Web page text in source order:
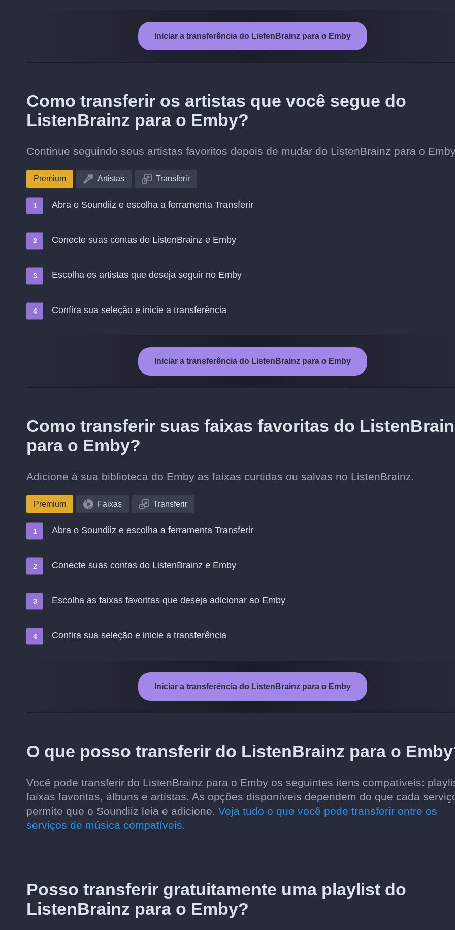
Iniciar a transferência do ListenBrainz para o Emby
Como transferir os artistas que você segue do
ListenBrainz para o Emby?
Continue seguindo seus artistas favoritos depois de mudar do ListenBrainz para o
Premium Artistas Transferir
Abra o Soundiiz e escolha a ferramenta Transferir
Conecte suas contas do ListenBrainz e Emby
Escolha os artistas que deseja seguir no Emby
Confira sua seleção e inicie a transferência
Iniciar a transferência do ListenBrainz para o Emby
Como transferir suas faixas favoritas do
para o Emby?
Adicione à sua biblioteca do Emby as faixas curtidas ou salvas no ListenBrainz.
Premium Faixas Transferir
Abra o Soundiiz e escolha a ferramenta Transferir
Conecte suas contas do ListenBrainz e Emby
Escolha as faixas favoritas que deseja adicionar ao Emby
Confira sua seleção e inicie a transferência
Iniciar a transferência do ListenBrainz para o Emby
O que posso transferir do ListenBrainz para o
Você pode transferir do ListenBrainz para o Emby os seguintes itens compatíveis:
faixas favoritas, álbuns e artistas. As opções disponíveis dependem do que cada
permite que o Soundiiz leia e adicione. Veja tudo o que você pode transferir entre os
serviços de música compatíveis.
Posso transferir gratuitamente uma playlist do
ListenBrainz para o Emby?